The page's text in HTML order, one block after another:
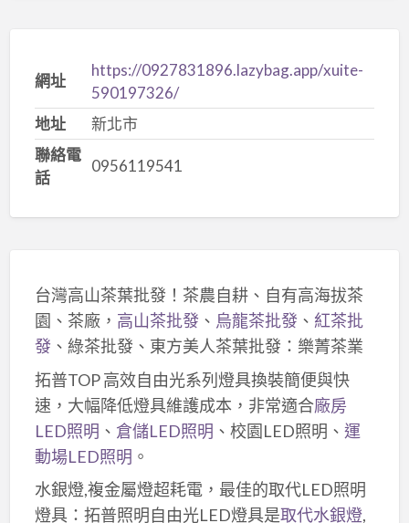
網址
https://0927831896.lazybag.app/xuite-
590197326/
地址
新北市
聯絡電
話
0956119541
台灣高山茶葉批發！茶農自耕、自有高海拔茶
園、茶廠， 高山茶批發、 烏龍茶批發、 紅茶批
發、綠茶批發、東方美人茶葉批發：樂菁茶業
拓普TOP 高效自由光系列燈具換裝簡便與快
速，大幅降低燈具維護成本，非常適合廠房
LED照明 、 倉儲LED照明 、校園LED照明、 運
動場LED照明 。
水銀燈,複金屬燈超耗電，最佳的取代LED照明
燈具：拓普照明自由光LED燈具是取代水銀燈,